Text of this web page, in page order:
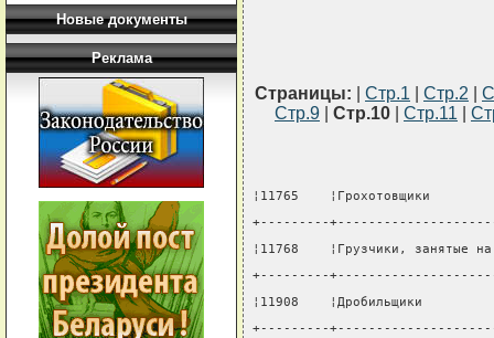
Новые документы
Реклама
Страницы: Стр.1 Стр.2
Стр.9
Стр.10 Стр.11
¦11765
+---------
¦11768    ¦Грузчики,
+---------
¦11908
+---------